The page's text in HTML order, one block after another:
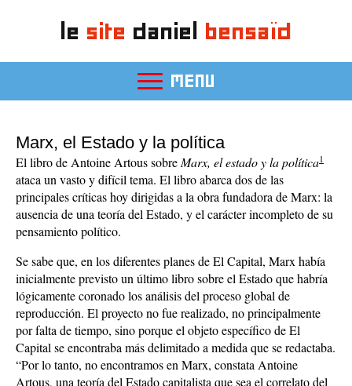
le site daniel bensaïd
MENU
Marx, el Estado y la política
El libro de Antoine Artous sobre Marx, el estado y la política1
ataca un vasto y difícil tema. El libro abarca dos de las
principales críticas hoy dirigidas a la obra fundadora de Marx: la
ausencia de una teoría del Estado, y el carácter incompleto de su
pensamiento político.
Se sabe que, en los diferentes planes de El Capital, Marx había
inicialmente previsto un último libro sobre el Estado que habría
lógicamente coronado los análisis del proceso global de
reproducción. El proyecto no fue realizado, no principalmente
por falta de tiempo, sino porque el objeto específico de El
Capital se encontraba más delimitado a medida que se redactaba.
“Por lo tanto, no encontramos en Marx, constata Antoine
Artous, una teoría del Estado capitalista que sea el correlato del